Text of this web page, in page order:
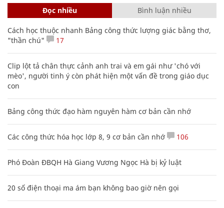
Đọc nhiều Bình luận nhiều
Cách học thuộc nhanh Bảng công thức lượng giác bằng thơ,
"thần chú"
17
Clip lột tả chân thực cảnh anh trai và em gái như 'chó với
mèo', người tinh ý còn phát hiện một vấn đề trong giáo dục
con
Bảng công thức đạo hàm nguyên hàm cơ bản cần nhớ
Các công thức hóa học lớp 8, 9 cơ bản cần nhớ 106
Phó Đoàn ĐBQH Hà Giang Vương Ngọc Hà bị kỷ luật
20 số điện thoại ma ám bạn không bao giờ nên gọi